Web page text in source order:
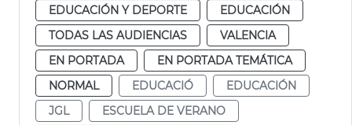
EDUCACIÓN Y DEPORTE
EDUCACIÓN
TODAS LAS AUDIENCIAS
VALENCIA
EN PORTADA
EN PORTADA TEMÁTICA
NORMAL
EDUCACIÓ
EDUCACIÓN
JGL
ESCUELA DE VERANO